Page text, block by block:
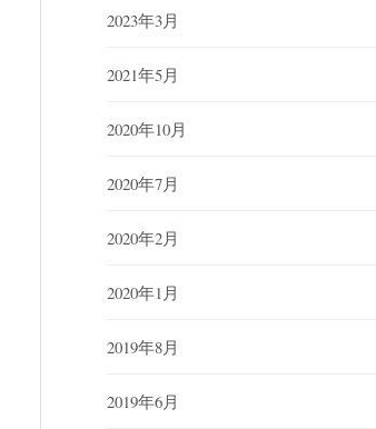
2023年3月
2021年5月
2020年10月
2020年7月
2020年2月
2020年1月
2019年8月
2019年6月